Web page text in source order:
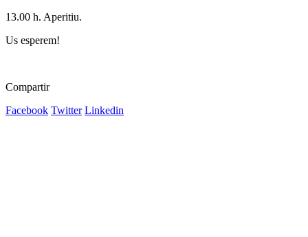
13.00 h. Aperitiu.
Us esperem!
Compartir
Facebook Twitter Linkedin